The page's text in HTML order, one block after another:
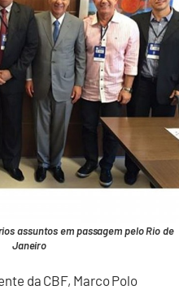
assuntos em passagem pelo Rio de
Janeiro
da CBF, Marco Polo